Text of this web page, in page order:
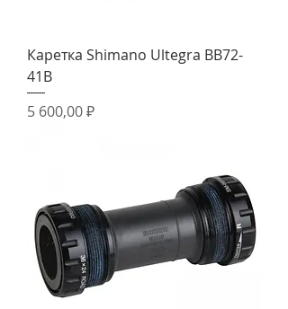
Каретка Shimano Ultegra BB72-
41B
Цена
5 600,00 ₽